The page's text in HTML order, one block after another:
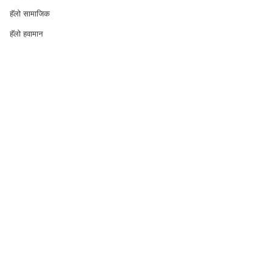
हॅलो सामाजिक
हॅलो हवामान